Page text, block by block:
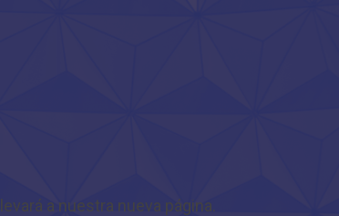
a nuestra nueva página.